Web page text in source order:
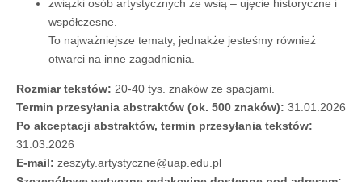
związki osób artystycznych ze wsią – ujęcie historyczne i
współczesne.
To najważniejsze tematy, jednakże jesteśmy również
otwarci na inne zagadnienia.
Rozmiar tekstów: 20-40 tys. znaków ze spacjami.
Termin przesyłania abstraktów (ok. 500 znaków): 31.01.2026
Po akceptacji abstraktów, termin przesyłania tekstów:
31.03.2026
E-mail: zeszyty.artystyczne@uap.edu.pl